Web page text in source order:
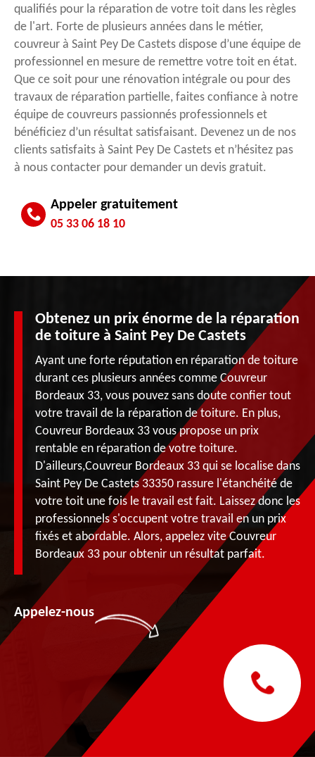
qualifiés pour la réparation de votre toit dans les règles
de l'art. Forte de plusieurs années dans le métier,
couvreur à Saint Pey De Castets dispose d’une équipe de
professionnel en mesure de remettre votre toit en état.
Que ce soit pour une rénovation intégrale ou pour des
travaux de réparation partielle, faites confiance à notre
équipe de couvreurs passionnés professionnels et
bénéficiez d’un résultat satisfaisant. Devenez un de nos
clients satisfaits à Saint Pey De Castets et n’hésitez pas
à nous contacter pour demander un devis gratuit.
Appeler gratuitement
05 33 06 18 10
Obtenez un prix énorme de la réparation
de toiture à Saint Pey De Castets
Ayant une forte réputation en réparation de toiture
durant ces plusieurs années comme Couvreur
Bordeaux 33, vous pouvez sans doute confier tout
votre travail de la réparation de toiture. En plus,
Couvreur Bordeaux 33 vous propose un prix
rentable en réparation de votre toiture.
D'ailleurs,Couvreur Bordeaux 33 qui se localise dans
Saint Pey De Castets 33350 rassure l'étanchéité de
votre toit une fois le travail est fait. Laissez donc les
professionnels s'occupent votre travail en un prix
fixés et abordable. Alors, appelez vite Couvreur
Bordeaux 33 pour obtenir un résultat parfait.
Appelez-nous